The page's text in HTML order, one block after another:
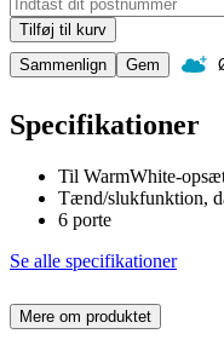
Tilføj til kurv
Sammenlign
Gem
Specifikationer
Til WarmWhite-
Tænd/slukfunktion,
6 porte
Se alle specifikationer
Mere om produktet